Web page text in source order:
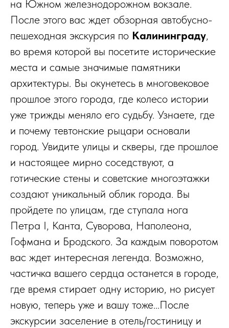
на Южном железнодорожном вокзале.
После этого вас ждет обзорная автобусно-
пешеходная экскурсия по Калининграду,
во время которой вы посетите исторические
места и самые значимые памятники
архитектуры. Вы окунетесь в многовековое
прошлое этого города, где колесо истории
уже трижды меняло его судьбу. Узнаете, где
и почему тевтонские рыцари основали
город. Увидите улицы и скверы, где прошлое
и настоящее мирно соседствуют, а
готические стены и советские многоэтажки
создают уникальный облик города. Вы
пройдете по улицам, где ступала нога
Петра I, Канта, Суворова, Наполеона,
Гофмана и Бродского. За каждым поворотом
вас ждет интересная легенда. Возможно,
частичка вашего сердца останется в городе,
где время стирает одну историю, но рисует
новую, теперь уже и вашу тоже...После
экскурсии заселение в отель/гостиницу и